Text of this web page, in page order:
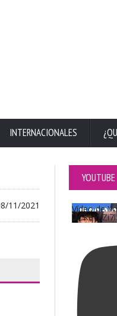
INTERNACIONALES
11/2021
YOUTUBE
Vídeo de